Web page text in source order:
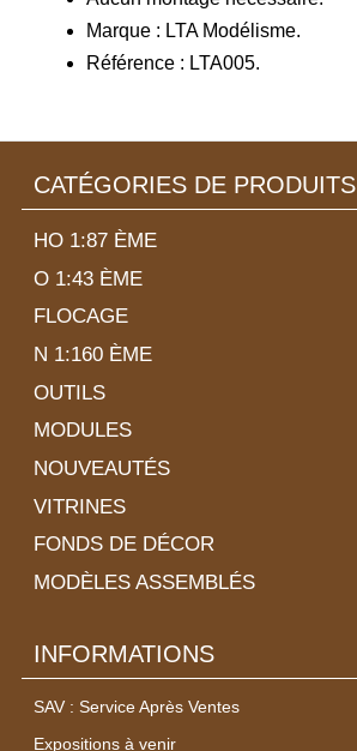
Marque : LTA Modélisme.
Référence : LTA005.
CATÉGORIES DE PRODUITS
HO 1:87 ÈME
O 1:43 ÈME
FLOCAGE
N 1:160 ÈME
OUTILS
MODULES
NOUVEAUTÉS
VITRINES
FONDS DE DÉCOR
MODÈLES ASSEMBLÉS
INFORMATIONS
SAV : Service Après Ventes
Expositions à venir